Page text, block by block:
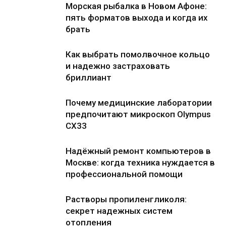
Морская рыбалка в Новом Афоне:
пять форматов выхода и когда их
брать
Как выбрать помолвочное кольцо
и надежно застраховать
бриллиант
Почему медицинские лаборатории
предпочитают микроскоп Olympus
CX33
Надёжный ремонт компьютеров в
Москве: когда техника нуждается в
профессиональной помощи
Растворы пропиленгликоля:
секрет надежных систем
отопления